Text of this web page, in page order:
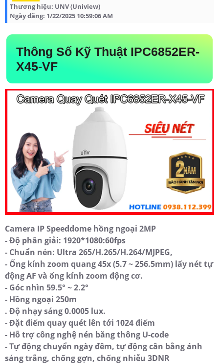
Thương hiệu: UNV (Uniview)
Ngày đăng: 1/22/2025 10:59:06 AM
Thông Số Kỹ Thuật IPC6852ER-
X45-VF
Camera IP Speeddome hồng ngoại 2MP
- Độ phân giải: 1920*1080:60fps
- Chuẩn nén: Ultra 265/H.265/H.264/MJPEG,
- Ống kính zoom quang 45x (5.7 ~ 256.5mm) lấy nét tự
động AF và ống kính zoom động cơ.
- Góc nhìn 59.5° ~ 2.2°
- Hồng ngoại 250m
. Độ nhạy sáng 0.0005 lux.
- Đặt điểm quay quét lên tới 1024 điểm
- Hỗ trợ công nghệ nén băng thông U-code
- Tự động chuyển ngày đêm, tự động cân bằng ánh
sáng trắng, chống gợn, chống nhiễu 3DNR